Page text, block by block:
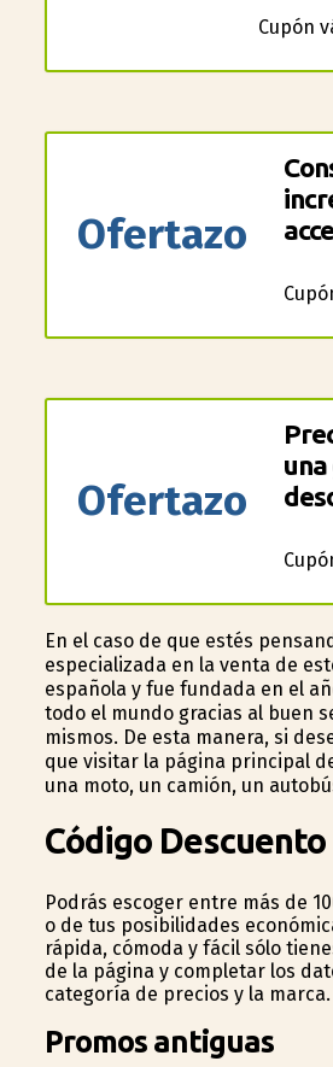
Cupón
Ofertazo
Ofertazo
En el caso de que estés
especializada en la venta de
española y fue fundada en el
todo el mundo gracias al buen
mismos. De esta manera, si
que visitar la página principal
una moto, un camión, un
Código
Podrás escoger entre más de
o de tus posibilidades
rápida, cómoda y fácil sólo
de la página y completar los
categoría de precios y la marca.
Promos antiguas